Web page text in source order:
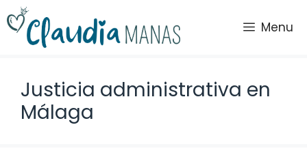
Saltar
al
contenido
Menu
Justicia administrativa en
Málaga